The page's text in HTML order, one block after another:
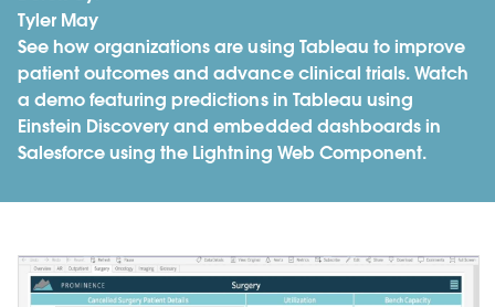
Tyler May
See how organizations are using Tableau to improve
patient outcomes and advance clinical trials. Watch
a demo featuring predictions in Tableau using
Einstein Discovery and embedded dashboards in
Salesforce using the Lightning Web Component.